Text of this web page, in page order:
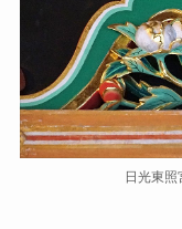
日光東